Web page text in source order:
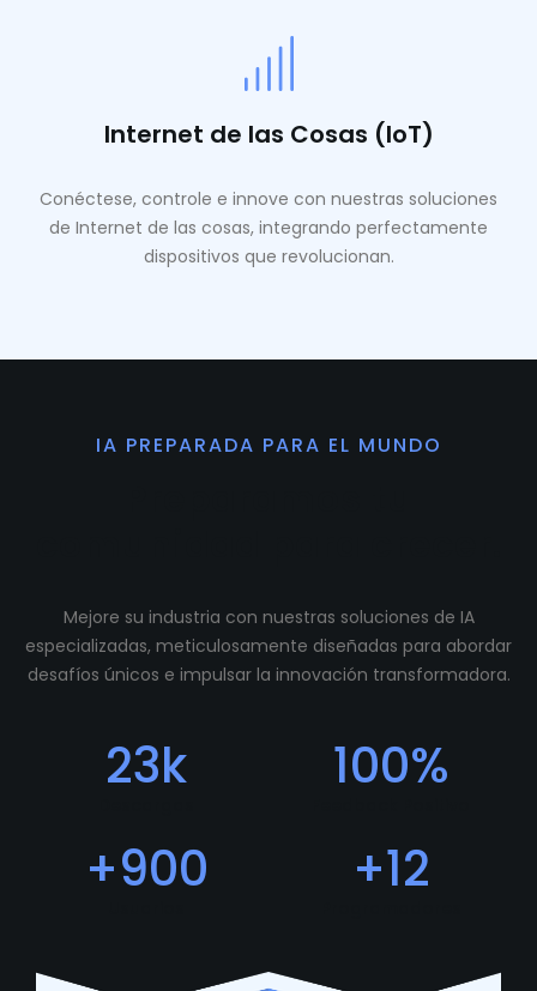
Internet de las Cosas (IoT)
Conéctese, controle e innove con nuestras soluciones
de Internet de las cosas, integrando perfectamente
dispositivos que revolucionan.
IA PREPARADA PARA EL MUNDO
Mejore su industria con nuestras soluciones de IA
especializadas, meticulosamente diseñadas para abordar
desafíos únicos e impulsar la innovación transformadora.
23k 100%
+900 +12